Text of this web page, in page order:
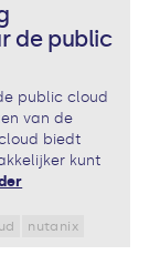
de public
public cloud
van de
biedt
kunt
nutanix